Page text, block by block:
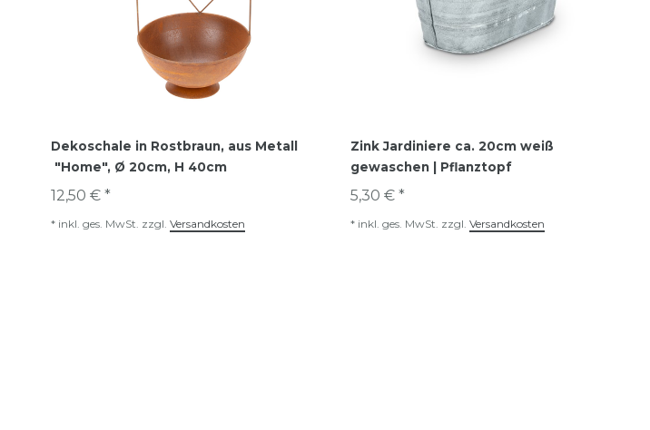
Dekoschale in Rostbraun, aus Metall
"Home", Ø 20cm, H 40cm
12,50 € *
* inkl. ges. MwSt. zzgl. Versandkosten
Zink Jardiniere ca. 20cm weiß
gewaschen | Pflanztopf
5,30 € *
* inkl. ges. MwSt. zzgl. Versandkosten